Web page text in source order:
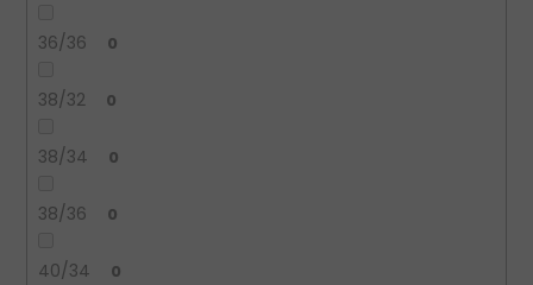
36/36 0
38/32 0
38/34 0
38/36 0
40/34 0